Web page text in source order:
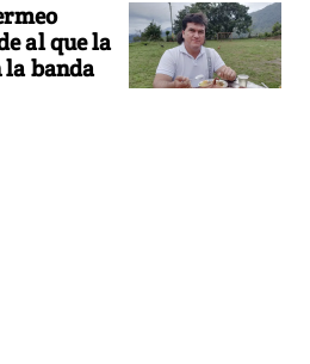
al que la
banda